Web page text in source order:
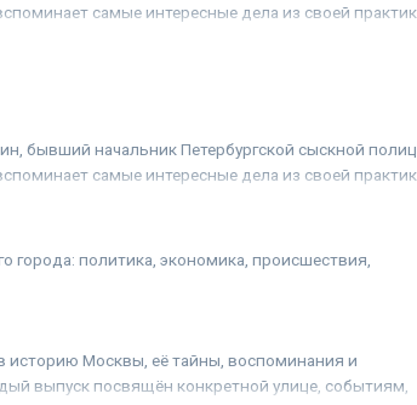
самые интересные дела из своей
а финальная разгадка всегда остроумна и
бывший начальник Петербургской сыскной
самые интересные дела из своей
а финальная разгадка всегда остроумна и
города: политика, экономика, происшествия,
историю Москвы, её тайны, воспоминания и
выпуск посвящён конкретной улице, событиям,